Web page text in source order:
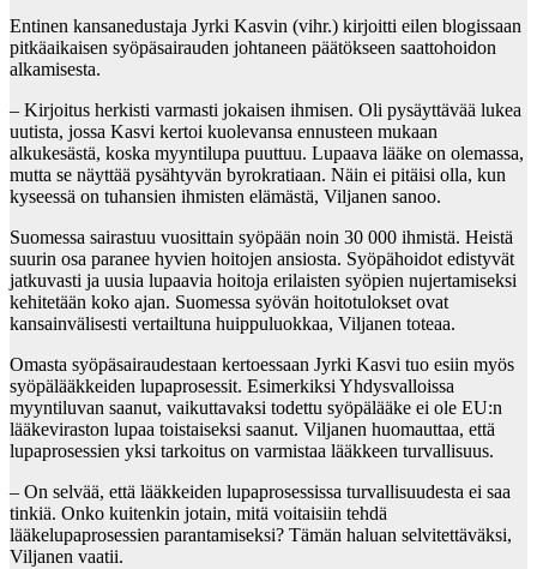
Entinen kansanedustaja Jyrki Kasvin (vihr.) kirjoitti eilen blogissaan
pitkäaikaisen syöpäsairauden johtaneen päätökseen saattohoidon
alkamisesta.
– Kirjoitus herkisti varmasti jokaisen ihmisen. Oli pysäyttävää lukea
uutista, jossa Kasvi kertoi kuolevansa ennusteen mukaan
alkukesästä, koska myyntilupa puuttuu. Lupaava lääke on olemassa,
mutta se näyttää pysähtyvän byrokratiaan. Näin ei pitäisi olla, kun
kyseessä on tuhansien ihmisten elämästä, Viljanen sanoo.
Suomessa sairastuu vuosittain syöpään noin 30 000 ihmistä. Heistä
suurin osa paranee hyvien hoitojen ansiosta. Syöpähoidot edistyvät
jatkuvasti ja uusia lupaavia hoitoja erilaisten syöpien nujertamiseksi
kehitetään koko ajan. Suomessa syövän hoitotulokset ovat
kansainvälisesti vertailtuna huippuluokkaa, Viljanen toteaa.
Omasta syöpäsairaudestaan kertoessaan Jyrki Kasvi tuo esiin myös
syöpälääkkeiden lupaprosessit. Esimerkiksi Yhdysvalloissa
myyntiluvan saanut, vaikuttavaksi todettu syöpälääke ei ole EU:n
lääkeviraston lupaa toistaiseksi saanut. Viljanen huomauttaa, että
lupaprosessien yksi tarkoitus on varmistaa lääkkeen turvallisuus.
– On selvää, että lääkkeiden lupaprosessissa turvallisuudesta ei saa
tinkiä. Onko kuitenkin jotain, mitä voitaisiin tehdä
lääkelupaprosessien parantamiseksi? Tämän haluan selvitettäväksi,
Viljanen vaatii.